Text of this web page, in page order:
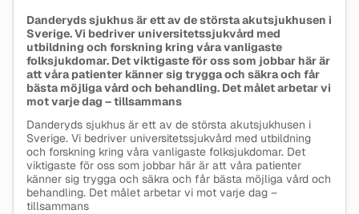
Danderyds sjukhus är ett av de största akutsjukhusen i
Sverige. Vi bedriver universitetssjukvård med
utbildning och forskning kring våra vanligaste
folksjukdomar. Det viktigaste för oss som jobbar här är
att våra patienter känner sig trygga och säkra och får
bästa möjliga vård och behandling. Det målet arbetar vi
mot varje dag – tillsammans
Danderyds sjukhus är ett av de största akutsjukhusen i
Sverige. Vi bedriver universitetssjukvård med utbildning
och forskning kring våra vanligaste folksjukdomar. Det
viktigaste för oss som jobbar här är att våra patienter
känner sig trygga och säkra och får bästa möjliga vård och
behandling. Det målet arbetar vi mot varje dag –
tillsammans